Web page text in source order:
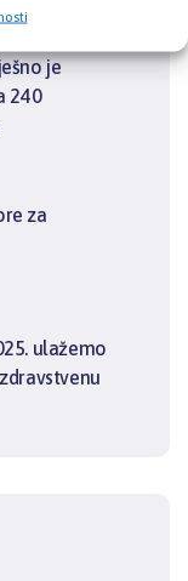
je
240
za
ulažemo